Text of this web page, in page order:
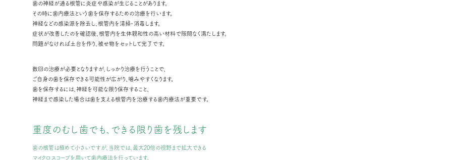
歯の神経が通る根管に炎症や感染が生じることがあります。
その時に歯内療法という歯を保存するための治療を行います。
神経などの感染源を除去し、根管内を清掃・消毒します。
症状が改善したのを確認後、根管内を生体親和性の高い材料で隙間なく満たします。
問題がなければ土台を作り、被せ物をセットして完了です。
数回の治療が必要となりますが、しっかり治療を行うことで、
ご自身の歯を保存できる可能性が広がり、噛みやすくなります。
歯を保存するには、神経を可能な限り保存すること、
神経まで感染した場合は歯を支える根管内を治療する歯内療法が重要です。
重度のむし歯でも、 できる限り歯を残します
歯の根管は極めて小さいですが、当院では、最大20倍の視野まで拡大できる
マイクロスコープを用いて歯内療法を行っています。